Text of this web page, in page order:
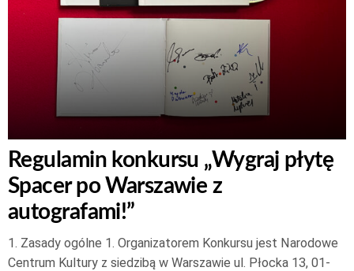
Regulamin konkursu „Wygraj płytę
Spacer po Warszawie z
autografami!”
1. Zasady ogólne 1. Organizatorem Konkursu jest Narodowe
Centrum Kultury z siedzibą w Warszawie ul. Płocka 13, 01-